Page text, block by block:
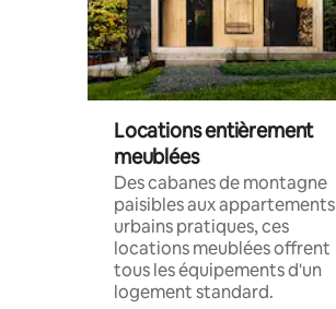
Locations entièrement
meublées
Des cabanes de montagne
paisibles aux appartements
urbains pratiques, ces
locations meublées offrent
tous les équipements d'un
logement standard.